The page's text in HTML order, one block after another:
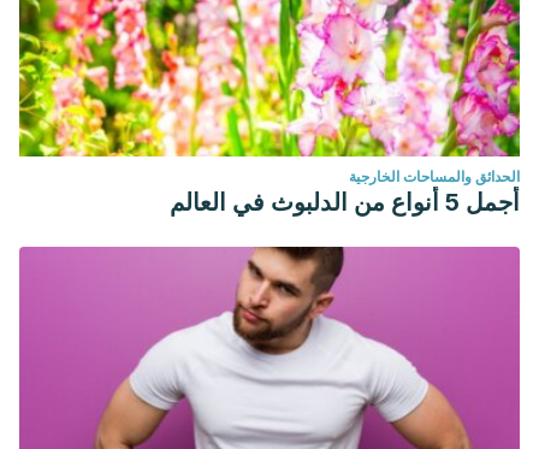
الحدائق والمساحات الخارجية
أجمل 5 أنواع من الدلبوث في العالم